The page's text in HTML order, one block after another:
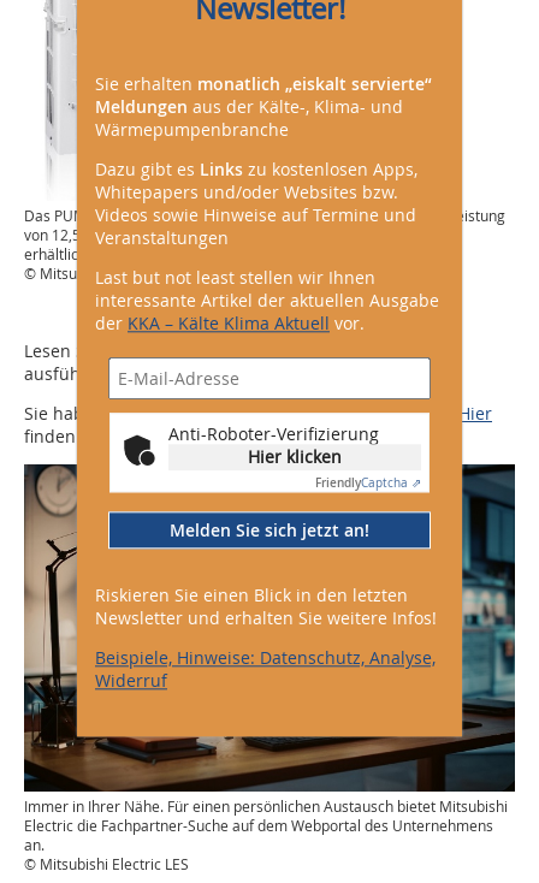
Das PUMY-Außengerät von Mitsubishi Electric ist mit einer Kälteleistung
von 12,5 bis 15,5 kW und einer Heizleistung von 14,0 bis 17,5 kW
erhältlich.
© Mitsubishi Electric LES
Lesen Sie mehr über das PUMY-System mit R32 in der
ausführlichenProduktvorstellung
Sie haben Interesse an einer persönlichen Beratung?
Hier
finden Sie Ansprechpartner in Ihrer Nähe.
Immer in Ihrer Nähe. Für einen persönlichen Austausch bietet Mitsubishi
Electric die Fachpartner-Suche auf dem Webportal des Unternehmens
an.
© Mitsubishi Electric LES
Newsletter!
Sie erhalten monatlich „eiskalt servierte“
Meldungen aus der Kälte-, Klima- und
Wärmepumpenbranche
Dazu gibt es Links zu kostenlosen Apps,
Whitepapers und/oder Websites bzw.
Videos sowie Hinweise auf Termine und
Veranstaltungen
Last but not least stellen wir Ihnen
interessante Artikel der aktuellen Ausgabe
der KKA – Kälte Klima Aktuell vor.
Anti-Roboter-Verifizierung
Hier klicken
FriendlyCaptcha ⇗
Melden Sie sich jetzt an!
Riskieren Sie einen Blick in den letzten
Newsletter und erhalten Sie weitere Infos!
Beispiele, Hinweise: Datenschutz, Analyse,
Widerruf